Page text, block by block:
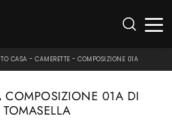
CASA - CAMERETTE - COMPOSIZIONE 01A
COMPOSIZIONE 01A DI
TOMASELLA